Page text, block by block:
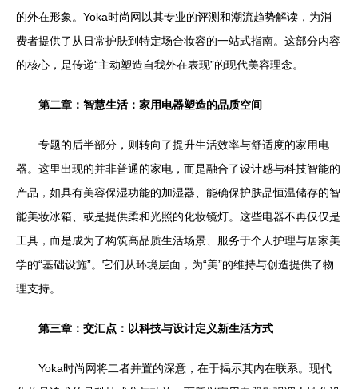
的外在形象。Yoka时尚网以其专业的评测和潮流趋势解读，为消
费者提供了从日常护肤到特定场合妆容的一站式指南。这部分内容
的核心，是传递“主动塑造自我外在表现”的现代美容理念。
第二章：智慧生活：家用电器塑造的品质空间
专题的后半部分，则转向了提升生活效率与舒适度的家用电
器。这里出现的并非普通的家电，而是融合了设计感与科技智能的
产品，如具有美容保湿功能的加湿器、能确保护肤品恒温储存的智
能美妆冰箱、或是提供柔和光照的化妆镜灯。这些电器不再仅仅是
工具，而是成为了构筑高品质生活场景、服务于个人护理与居家美
学的“基础设施”。它们从环境层面，为“美”的维持与创造提供了物
理支持。
第三章：交汇点：以科技与设计定义新生活方式
Yoka时尚网将二者并置的深意，在于揭示其内在联系。现代